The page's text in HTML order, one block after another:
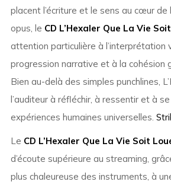
placent l’écriture et le sens au cœur
opus, le CD L’Hexaler Que La Vie
attention particulière à l’interprétation
progression narrative et à la cohésion
Bien au-delà des simples punchlines,
l’auditeur à réfléchir, à ressentir et à
expériences humaines universelles.
Le CD L’Hexaler Que La Vie Soit
d’écoute supérieure au streaming,
plus chaleureuse des instruments, à